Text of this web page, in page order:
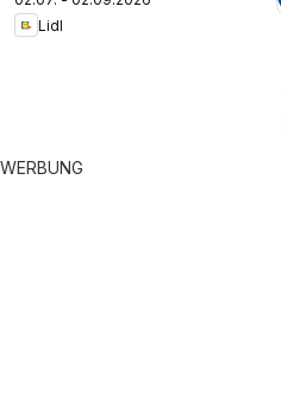
Lidl
WERBUNG